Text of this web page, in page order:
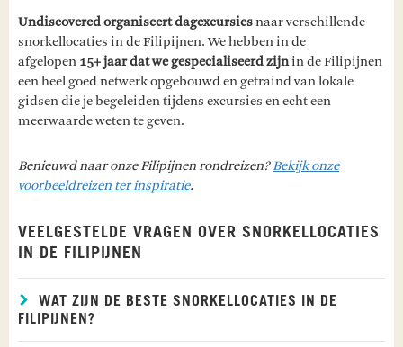
Undiscovered organiseert dagexcursiesnaar verschillende
snorkellocaties in de Filipijnen. We hebben in de
afgelopen 15+ jaar dat we gespecialiseerd zijnin de Filipijnen
een heel goed netwerk opgebouwd en getraind van lokale
gidsen die je begeleiden tijdens excursies en echt een
meerwaarde weten te geven.
Benieuwd naar onze Filipijnen rondreizen?Bekijk onze
voorbeeldreizen ter inspiratie.
VEELGESTELDE VRAGEN OVER SNORKELLOCATIES
IN DE FILIPIJNEN
WAT ZIJN DE BESTE SNORKELLOCATIES IN DE
FILIPIJNEN?